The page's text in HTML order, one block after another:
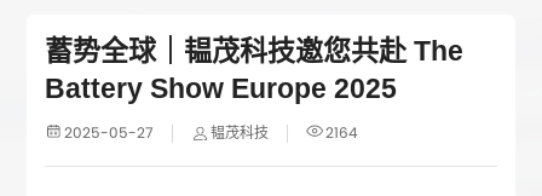
蓄势全球｜韫茂科技邀您共赴 The
Battery Show Europe 2025
2025-05-27 韫茂科技 2164